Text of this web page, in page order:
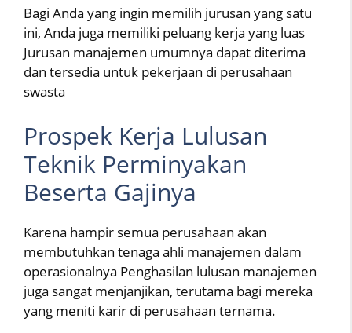
Bagi Anda yang ingin memilih jurusan yang satu
ini, Anda juga memiliki peluang kerja yang luas
Jurusan manajemen umumnya dapat diterima
dan tersedia untuk pekerjaan di perusahaan
swasta
Prospek Kerja Lulusan
Teknik Perminyakan
Beserta Gajinya
Karena hampir semua perusahaan akan
membutuhkan tenaga ahli manajemen dalam
operasionalnya Penghasilan lulusan manajemen
juga sangat menjanjikan, terutama bagi mereka
yang meniti karir di perusahaan ternama.